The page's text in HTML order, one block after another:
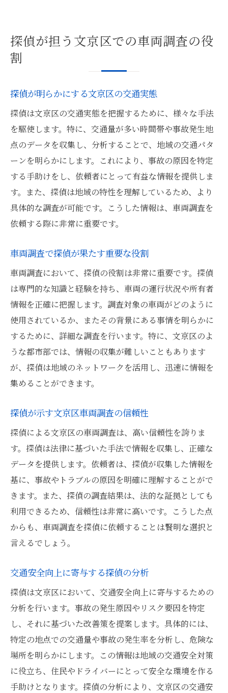
探偵が担う文京区での車両調査の役
割
探偵が明らかにする文京区の交通実態
探偵は文京区の交通実態を把握するために、様々な手法
を駆使します。特に、交通量が多い時間帯や事故発生地
点のデータを収集し、分析することで、地域の交通パタ
ーンを明らかにします。これにより、事故の原因を特定
する手助けをし、依頼者にとって有益な情報を提供しま
す。また、探偵は地域の特性を理解しているため、より
具体的な調査が可能です。こうした情報は、車両調査を
依頼する際に非常に重要です。
車両調査で探偵が果たす重要な役割
車両調査において、探偵の役割は非常に重要です。探偵
は専門的な知識と経験を持ち、車両の運行状況や所有者
情報を正確に把握します。調査対象の車両がどのように
使用されているか、またその背景にある事情を明らかに
するために、詳細な調査を行います。特に、文京区のよ
うな都市部では、情報の収集が難しいこともあります
が、探偵は地域のネットワークを活用し、迅速に情報を
集めることができます。
探偵が示す文京区車両調査の信頼性
探偵による文京区の車両調査は、高い信頼性を誇りま
す。探偵は法律に基づいた手法で情報を収集し、正確な
データを提供します。依頼者は、探偵が収集した情報を
基に、事故やトラブルの原因を明確に理解することがで
きます。また、探偵の調査結果は、法的な証拠としても
利用できるため、信頼性は非常に高いです。こうした点
からも、車両調査を探偵に依頼することは賢明な選択と
言えるでしょう。
交通安全向上に寄与する探偵の分析
探偵は文京区において、交通安全向上に寄与するための
分析を行います。事故の発生原因やリスク要因を特定
し、それに基づいた改善策を提案します。具体的には、
特定の地点での交通量や事故の発生率を分析し、危険な
場所を明らかにします。この情報は地域の交通安全対策
に役立ち、住民やドライバーにとって安全な環境を作る
手助けとなります。探偵の分析により、文京区の交通安